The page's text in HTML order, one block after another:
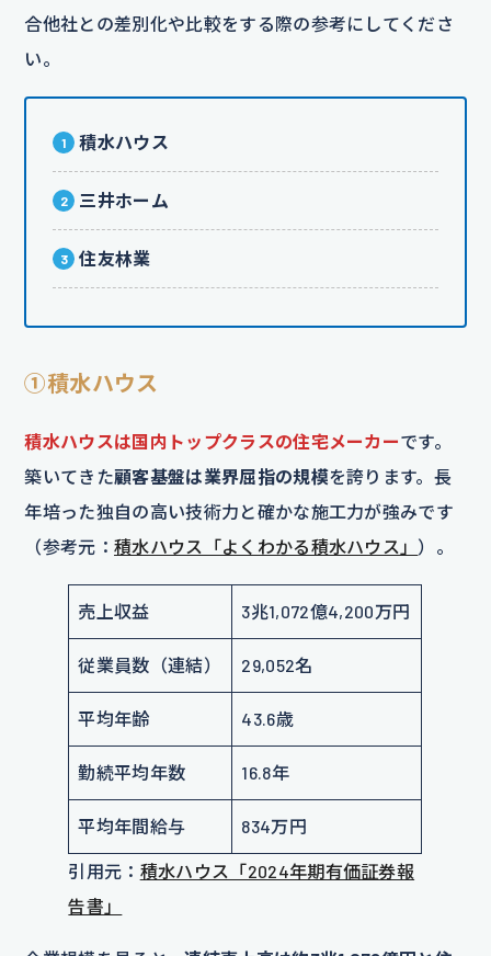
合他社との差別化や比較をする際の参考にしてくださ
い。
積水ハウス
三井ホーム
住友林業
①積水ハウス
積水ハウスは国内トップクラスの住宅メーカーです。
築いてきた顧客基盤は業界屈指の規模を誇ります。長
年培った独自の高い技術力と確かな施工力が強みです
（参考元： 積水ハウス「よくわかる積水ハウス」 ）。
売上収益 3兆1,072億4,200万円
従業員数（連結） 29,052名
平均年齢 43.6歳
勤続平均年数 16.8年
平均年間給与 834万円
引用元： 積水ハウス「2024年期有価証券報
告書」